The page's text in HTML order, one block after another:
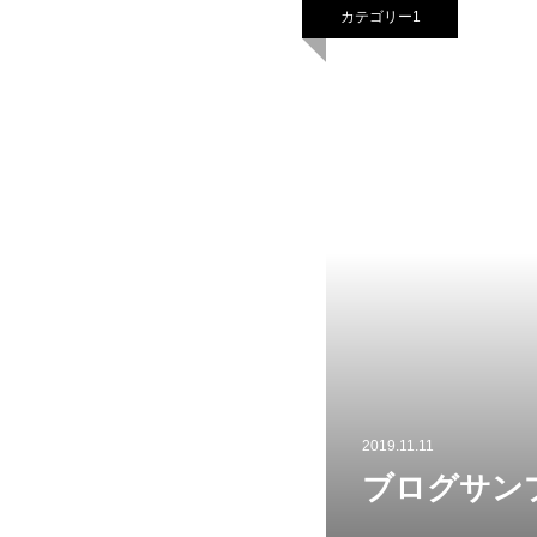
カテゴリー1
2019.11.11
ブログサン